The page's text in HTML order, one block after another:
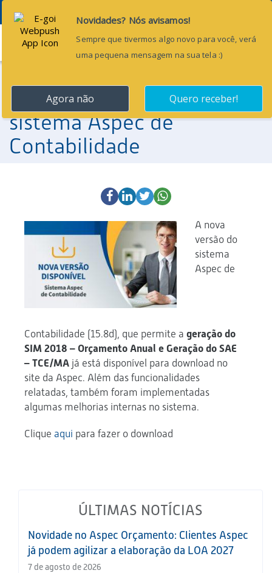
Menu
Disponível nova versão do
sistema Aspec de
Contabilidade
A nova
versão do
sistema
Aspec de
Contabilidade (15.8d), que permite a geração do
SIM 2018 – Orçamento Anual e Geração do SAE
– TCE/MA já está disponível para download no
site da Aspec. Além das funcionalidades
relatadas, também foram implementadas
algumas melhorias internas no sistema.
Clique aqui para fazer o download
ÚLTIMAS NOTÍCIAS
Novidade no Aspec Orçamento: Clientes Aspec
já podem agilizar a elaboração da LOA 2027
7 de agosto de 2026